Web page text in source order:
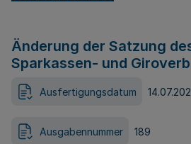
Änderung der Satzung
Sparkassen- und
Ausfertigungsdatum
Ausgabennummer 189